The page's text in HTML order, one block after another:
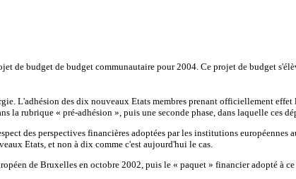
de budget de budget communautaire pour 2004. Ce projet de budget
L'adhésion des dix nouveaux Etats membres prenant officiellement effet
la rubrique « pré-adhésion », puis une seconde phase, dans laquelle ces
des perspectives financières adoptées par les institutions
Etats, et non à dix comme c'est aujourd'hui le cas.
de Bruxelles en octobre 2002, puis le « paquet » financier adopté à